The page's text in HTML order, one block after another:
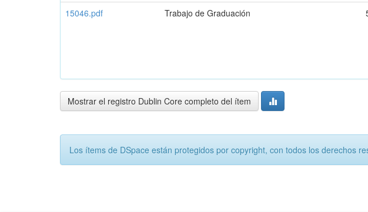
15046.pdf
Trabajo de Graduación
Mostrar el registro Dublin Core completo del ítem
Los ítems de DSpace están protegidos por copyright, con todos los derechos